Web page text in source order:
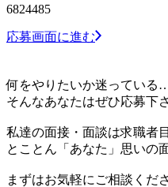
6824485
応募画面に進む
何をやりたいか迷っている
そんなあなたはぜひ応募下
私達の面接・面談は求職者
とことん「あなた」思いの
まずはお気軽にご相談くだ